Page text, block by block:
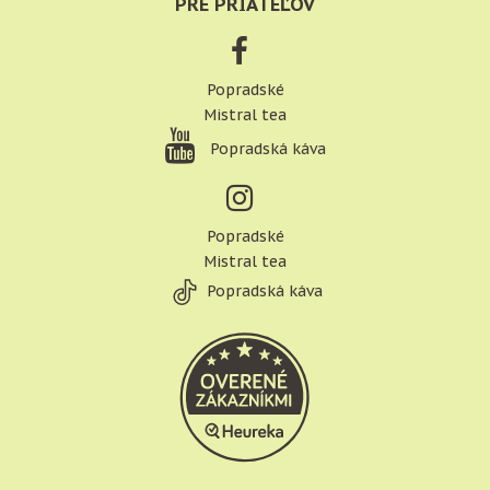
Popradské
Mistral tea
Popradská káva
Popradské
Mistral tea
Popradská káva